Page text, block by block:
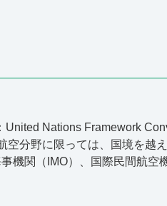
Nations Framework
分野に限っては、国境を越
機関（IMO）、国際民間航空